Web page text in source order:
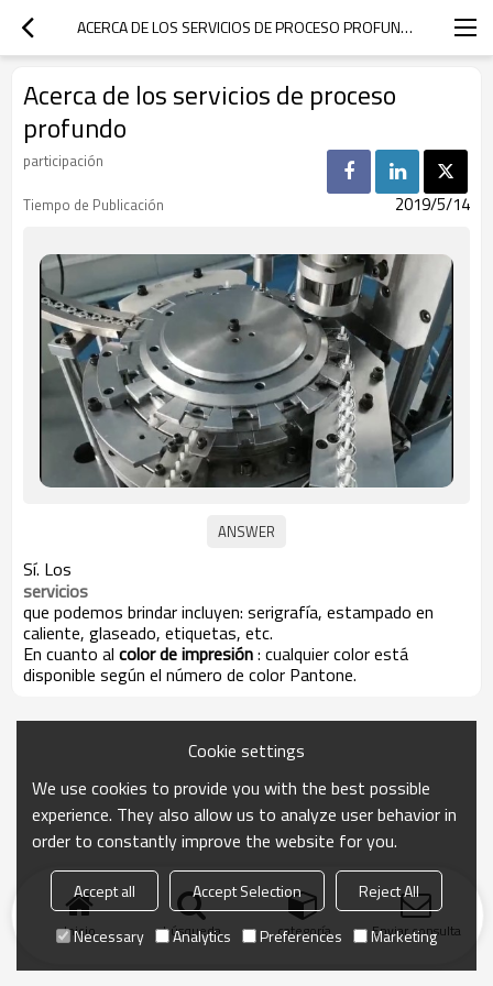
ACERCA DE LOS SERVICIOS DE PROCESO PROFUNDO
Acerca de los servicios de proceso
profundo
participación
Tiempo de Publicación
2019/5/14
Sí. Los
servicios
que podemos brindar incluyen: serigrafía, estampado en
caliente, glaseado, etiquetas, etc.
En cuanto al color de impresión: cualquier color está
disponible según el número de color Pantone.
Inicio búsqueda categoría Enviar consulta
Cookie settings
We use cookies to provide you with the best possible
experience. They also allow us to analyze user behavior in
order to constantly improve the website for you.
Accept all Accept Selection
Reject All
Necessary
Analytics Preferences Marketing